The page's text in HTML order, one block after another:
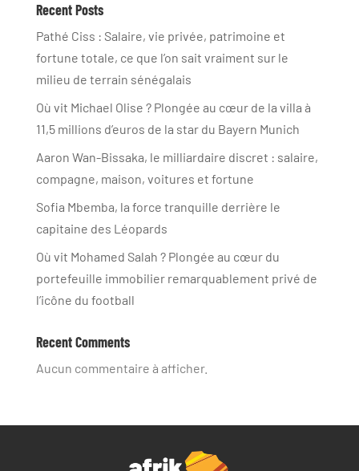
Recent Posts
Pathé Ciss : Salaire, vie privée, patrimoine et
fortune totale, ce que l’on sait vraiment sur le
milieu de terrain sénégalais
Où vit Michael Olise ? Plongée au cœur de la villa à
11,5 millions d’euros de la star du Bayern Munich
Aaron Wan-Bissaka, le milliardaire discret : salaire,
compagne, maison, voitures et fortune
Sofia Mbemba, la force tranquille derrière le
capitaine des Léopards
Où vit Mohamed Salah ? Plongée au cœur du
portefeuille immobilier remarquablement privé de
l’icône du football
Recent Comments
Aucun commentaire à afficher.